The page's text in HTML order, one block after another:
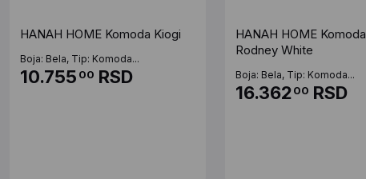
HANAH HOME Komoda Kiogi
Boja: Bela, Tip: Komoda...
10.755 00 RSD
HANAH HOME Komoda
Rodney White
Boja: Bela, Tip: Komoda...
16.36200 RSD